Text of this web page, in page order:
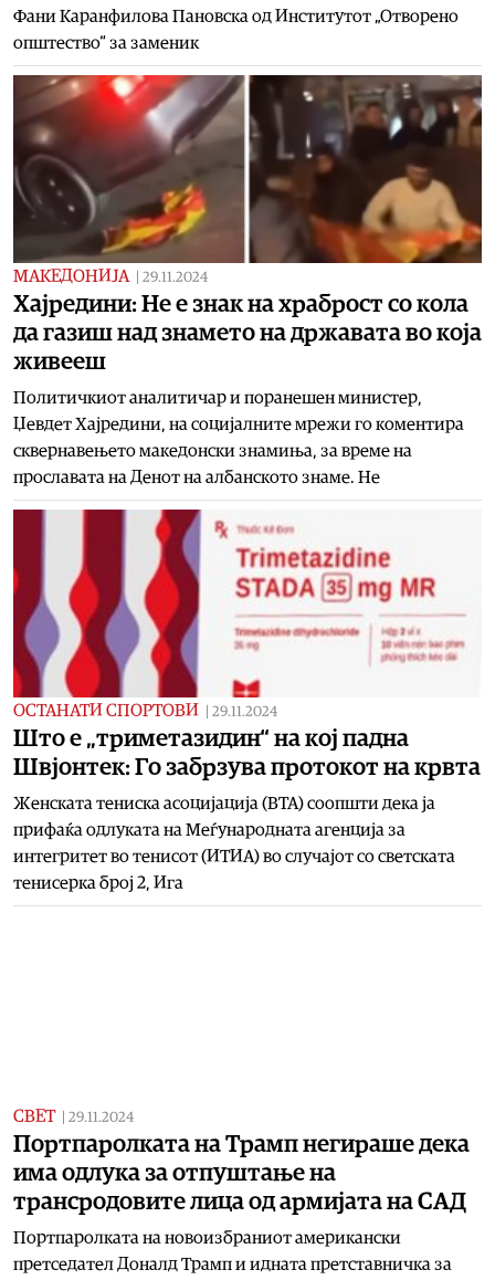
Фани Каранфилова Пановска од Институтот „Отворено
општество“ за заменик
МАКЕДОНИЈА 29.11.2024
Хајредини: Не е знак на храброст со кола
да газиш над знамето на државата во која
живееш
Политичкиот аналитичар и поранешен министер,
Џевдет Хајредини, на социјалните мрежи го коментира
сквернавењето македонски знамиња, за време на
прославата на Денот на албанското знаме. Не
ОСТАНАТИ СПОРТОВИ 29.11.2024
Што e „триметазидин“ на кој падна
Швјoнтек: Го забрзува протокот на крвта
Женската тениска асоцијација (ВТА) соопшти дека ја
прифаќа одлуката на Меѓународната агенција за
интегритет во тенисот (ИТИА) во случајот со светската
тенисерка број 2, Ига
СВЕТ 29.11.2024
Портпаролката на Трамп негираше дека
има одлука за отпуштање на
трансродовите лица од армијата на САД
Портпаролката на новоизбраниот американски
претседател Доналд Трамп и идната претставничка за